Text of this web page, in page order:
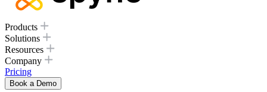
Products
Solutions
Resources
Company
Pricing
Book a Demo